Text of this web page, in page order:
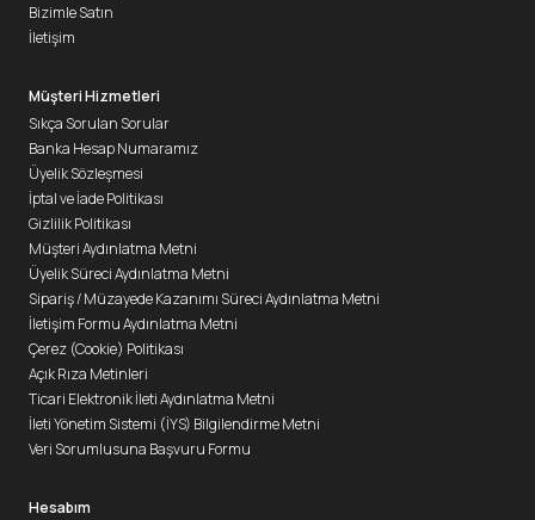
Bizimle Satın
İletişim
Müşteri Hizmetleri
Sıkça Sorulan Sorular
Banka Hesap Numaramız
Üyelik Sözleşmesi
İptal ve İade Politikası
Gizlilik Politikası
Müşteri Aydınlatma Metni
Üyelik Süreci Aydınlatma Metni
Sipariş / Müzayede Kazanımı Süreci Aydınlatma Metni
İletişim Formu Aydınlatma Metni
Çerez (Cookie) Politikası
Açık Rıza Metinleri
Ticari Elektronik İleti Aydınlatma Metni
İleti Yönetim Sistemi (İYS) Bilgilendirme Metni
Veri Sorumlusuna Başvuru Formu
Hesabım